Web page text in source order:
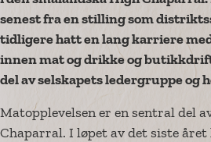
senest fra en stilling som
tidligere hatt en lang karriere
innen mat og drikke og
del av selskapets ledergruppe og
Matopplevelsen er en sentral del
Chaparral. I løpet av det siste